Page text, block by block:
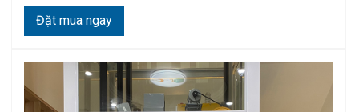
Đặt mua ngay